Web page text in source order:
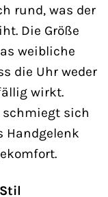
rund, was der
Die Größe
weibliche
die Uhr weder
wirkt.
schmiegt sich
Handgelenk